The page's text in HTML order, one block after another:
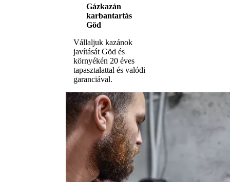
Gázkazán
karbantartás
Göd
Vállaljuk kazánok
javítását Göd és
környékén 20 éves
tapasztalattal és valódi
garanciával.